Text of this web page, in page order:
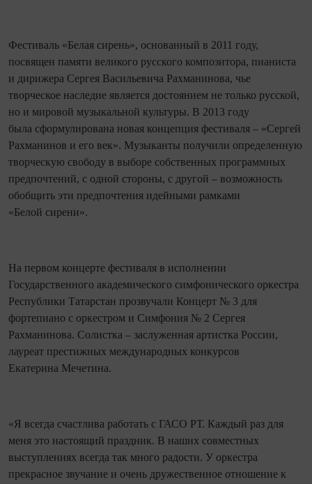
Фестиваль «Белая сирень», основанный в 2011 году,
посвящен памяти великого русского композитора, пианиста
и дирижера Сергея Васильевича Рахманинова, чье
творческое наследие является достоянием не только русской,
но и мировой музыкальной культуры. В 2013 году
была сформулирована новая концепция фестиваля – «Сергей
Рахманинов и его век». Музыканты получили определенную
творческую свободу в выборе собственных программных
предпочтений, с одной стороны, с другой – возможность
обобщить эти предпочтения идейными рамками
«Белой сирени».
На первом концерте фестиваля в исполнении
Государственного академического симфонического оркестра
Республики Татарстан прозвучали Концерт № 3 для
фортепиано с оркестром и Симфония № 2 Сергея
Рахманинова. Солистка – заслуженная артистка России,
лауреат престижных международных конкурсов
Екатерина Мечетина.
«Я всегда счастлива работать с ГАСО РТ. Каждый раз для
меня это настоящий праздник. В наших совместных
выступлениях всегда так много радости. У оркестра
прекрасное звучание и очень дружественное отношение к